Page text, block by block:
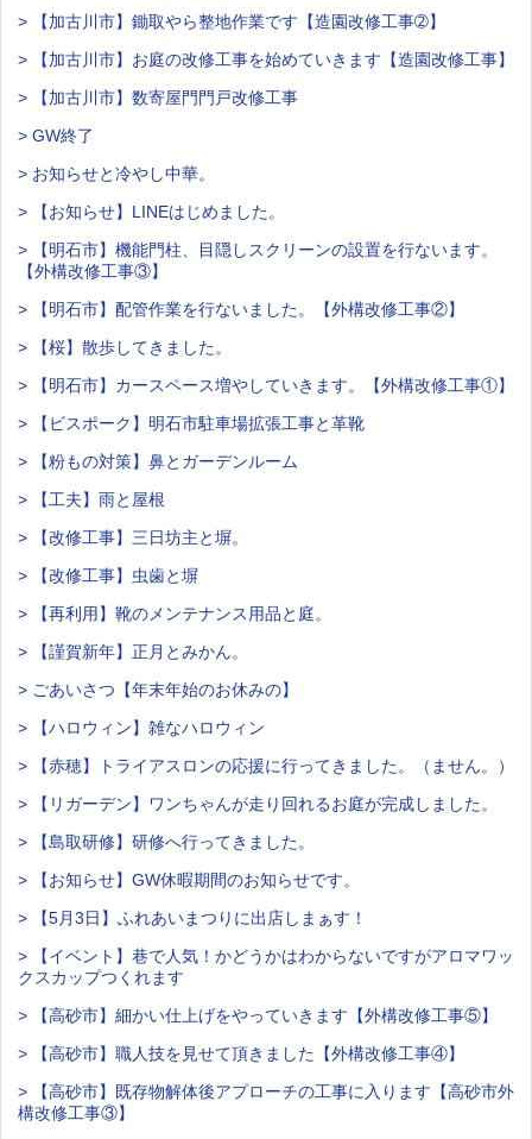
> 【加古川市】鋤取やら整地作業です【造園改修工事➁】
> 【加古川市】お庭の改修工事を始めていきます【造園改修工事】
> 【加古川市】数寄屋門門戸改修工事
> GW終了
> お知らせと冷やし中華。
> 【お知らせ】LINEはじめました。
> 【明石市】機能門柱、目隠しスクリーンの設置を行ないます。
【外構改修工事③】
> 【明石市】配管作業を行ないました。【外構改修工事②】
> 【桜】散歩してきました。
> 【明石市】カースペース増やしていきます。【外構改修工事①】
> 【ビスポーク】明石市駐車場拡張工事と革靴
> 【粉もの対策】鼻とガーデンルーム
> 【工夫】雨と屋根
> 【改修工事】三日坊主と塀。
> 【改修工事】虫歯と塀
> 【再利用】靴のメンテナンス用品と庭。
> 【謹賀新年】正月とみかん。
> ごあいさつ【年末年始のお休みの】
> 【ハロウィン】雑なハロウィン
> 【赤穂】トライアスロンの応援に行ってきました。（ません。）
> 【リガーデン】ワンちゃんが走り回れるお庭が完成しました。
> 【島取研修】研修へ行ってきました。
> 【お知らせ】GW休暇期間のお知らせです。
> 【5月3日】ふれあいまつりに出店しまぁす！
> 【イベント】巷で人気！かどうかはわからないですがアロマワッ
クスカップつくれます
> 【高砂市】細かい仕上げをやっていきます【外構改修工事⑤】
> 【高砂市】職人技を見せて頂きました【外構改修工事④】
> 【高砂市】既存物解体後アプローチの工事に入ります【高砂市外
構改修工事③】